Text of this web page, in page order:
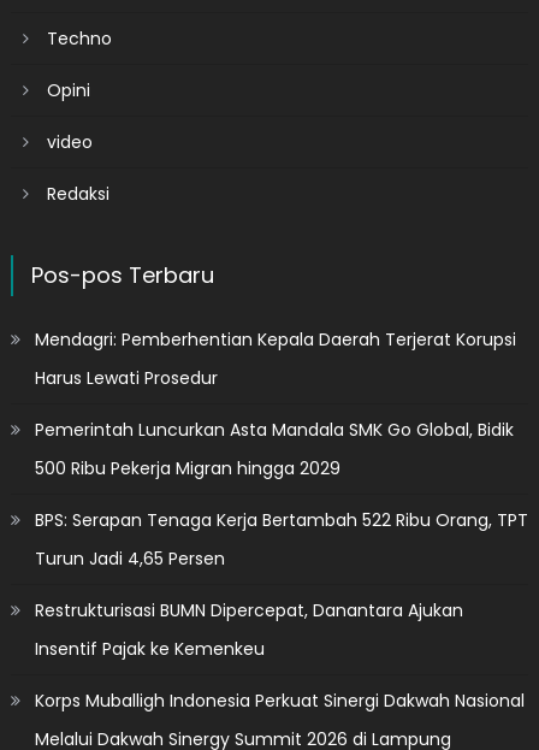
Techno
Opini
video
Redaksi
Pos-pos Terbaru
Mendagri: Pemberhentian Kepala Daerah Terjerat Korupsi
Harus Lewati Prosedur
Pemerintah Luncurkan Asta Mandala SMK Go Global, Bidik
500 Ribu Pekerja Migran hingga 2029
BPS: Serapan Tenaga Kerja Bertambah 522 Ribu Orang, TPT
Turun Jadi 4,65 Persen
Restrukturisasi BUMN Dipercepat, Danantara Ajukan
Insentif Pajak ke Kemenkeu
Korps Muballigh Indonesia Perkuat Sinergi Dakwah Nasional
Melalui Dakwah Sinergy Summit 2026 di Lampung